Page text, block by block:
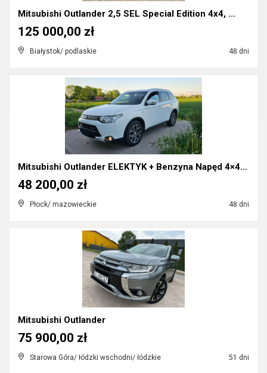
Mitsubishi Outlander 2,5 SEL Special Edition 4x4, ...
Białystok/ podlaskie 48 dni
125 000,00 zł
Mitsubishi Outlander ELEKTYK + Benzyna Napęd 4×4 ...
Płock/ mazowieckie 48 dni
48 200,00 zł
Mitsubishi Outlander
Starowa Góra/ łódzki wschodni/ łódzkie 51 dni
75 900,00 zł